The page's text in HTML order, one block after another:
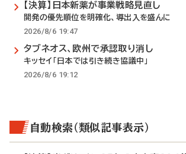
【決算】日本新薬が事業戦略見直し
開発の優先順位を明確化、導出入を盛んに
2026/8/6 19:47
タブネオス、欧州で承認取り消し
キッセイ「日本では引き続き協議中」
2026/8/6 19:12
自動検索（類似記事表示）